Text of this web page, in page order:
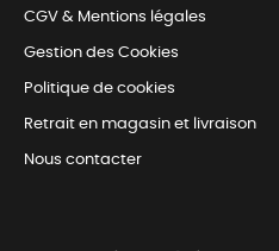
CGV & Mentions légales
Gestion des Cookies
Politique de cookies
Retrait en magasin et livraison
Nous contacter